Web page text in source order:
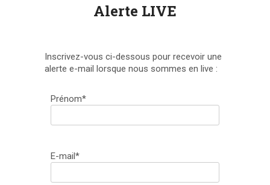
Alerte LIVE
Inscrivez-vous ci-dessous pour recevoir une
alerte e-mail lorsque nous sommes en live :
Prénom*
E-mail*